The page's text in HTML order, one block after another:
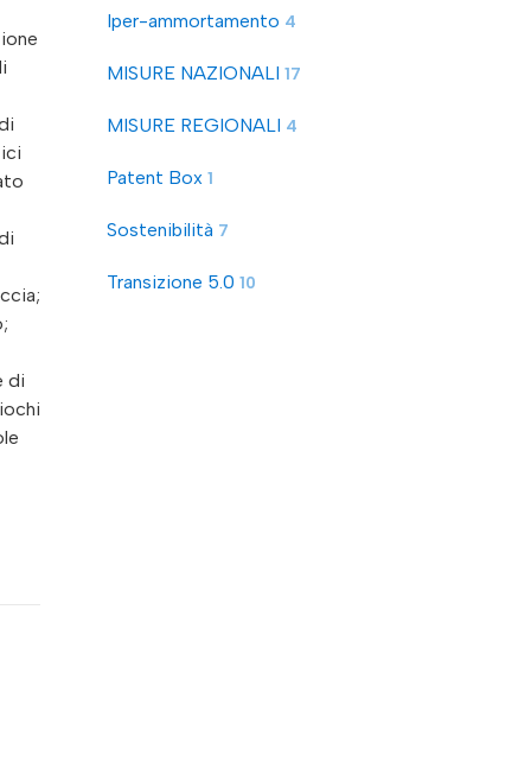
di
Iper-ammortamento 4
MISURE NAZIONALI 17
MISURE REGIONALI 4
Patent Box 1
Sostenibilità 7
Transizione 5.0 10